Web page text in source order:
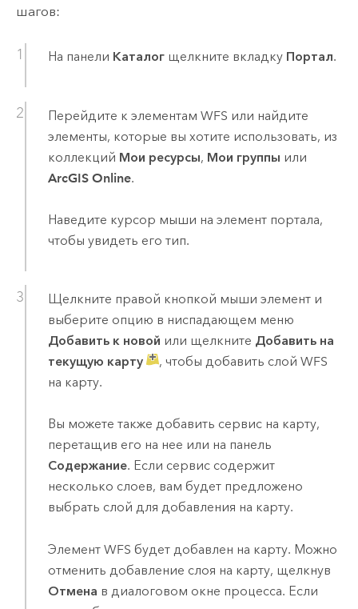
шагов:
На панели Каталогщелкните вкладку Портал.
Перейдите к элементам WFS или найдите
элементы, которые вы хотите использовать, из
коллекций Мои ресурсы, Мои группы или
ArcGIS Online.
Наведите курсор мыши на элемент портала,
чтобы увидеть его тип.
Щелкните правой кнопкой мыши элемент и
выберите опцию в ниспадающем меню
Добавить к новой или щелкните Добавить на
текущую карту
, чтобы добавить слой WFS
на карту.
Вы можете также добавить сервис на карту,
перетащив его на нее или на панель
Содержание. Если сервис содержит
несколько слоев, вам будет предложено
выбрать слой для добавления на карту.
Элемент WFS будет добавлен на карту. Можно
отменить добавление слоя на карту, щелкнув
Отмена в диалоговом окне процесса. Если